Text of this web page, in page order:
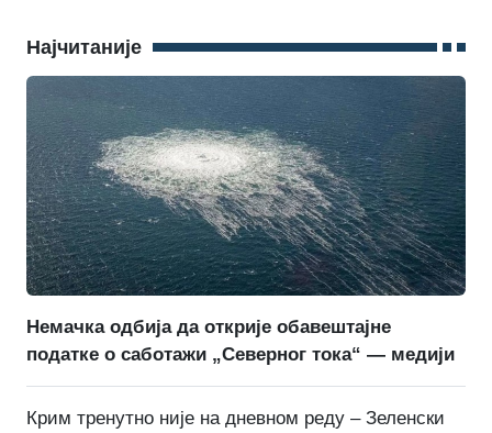
Најчитаније
Немачка одбија да открије обавештајне
податке о саботажи „Северног тока“ — медији
Крим тренутно није на дневном реду – Зеленски